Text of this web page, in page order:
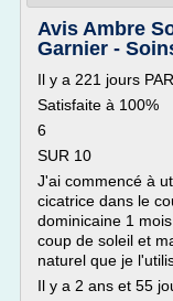
Avis Ambre
Garnier -
Il y a 221 jours
Satisfaite à 100%
6
SUR 10
J'ai commencé à
cicatrice dans le
dominicaine 1
coup de soleil et
naturel que je
Il y a 2 ans et 55